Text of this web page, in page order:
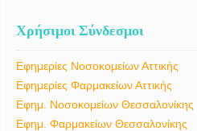
Χρήσιμοι Σύνδεσμοι
Εφημερίες Νοσοκομείων Αττικής
Εφημερίες Φαρμακείων Αττικής
Εφημ. Νοσοκομείων Θεσσαλονίκης
Εφημ. Φαρμακείων Θεσσαλονίκης